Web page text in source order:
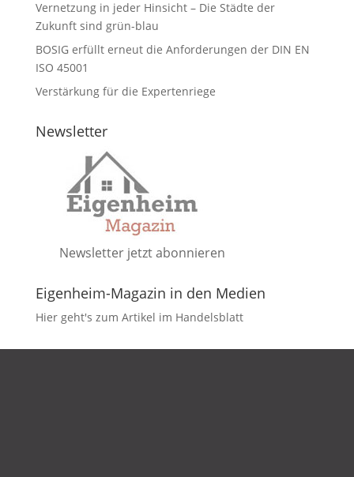
Vernetzung in jeder Hinsicht – Die Städte der
Zukunft sind grün-blau
BOSIG erfüllt erneut die Anforderungen der DIN EN
ISO 45001
Verstärkung für die Expertenriege
Newsletter
Newsletter jetzt abonnieren
Eigenheim-Magazin in den Medien
Hier geht's zum Artikel im Handelsblatt
DATENSCHUTZ